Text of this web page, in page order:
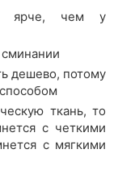
ярче, чем у
дешево, потому
ткань, то
с четкими
с мягкими